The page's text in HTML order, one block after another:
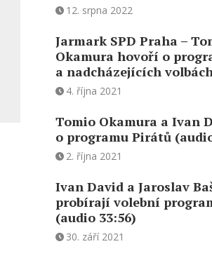
12. srpna 2022
Jarmark SPD Praha –
Okamura hovoří o
a nadcházejících
4. října 2021
Tomio Okamura a Ivan
o programu Pirátů
2. října 2021
Ivan David a Jaroslav
probírají volební
(audio 33:56)
30. září 2021